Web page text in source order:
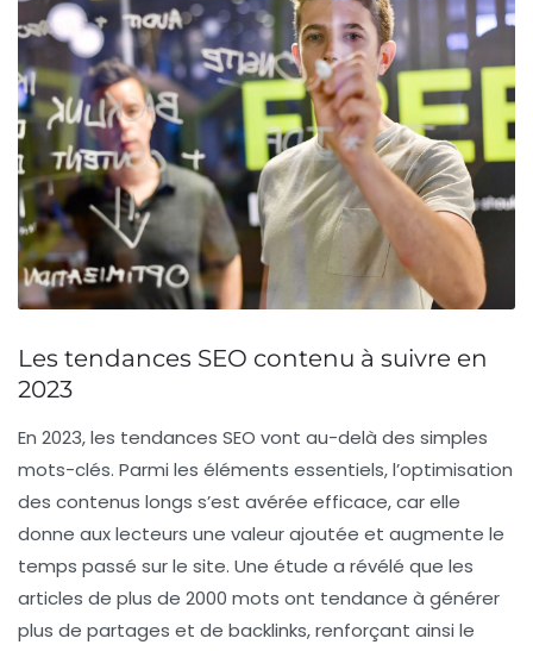
Les tendances SEO contenu à suivre en
2023
En 2023, les tendances SEO vont au-delà des simples
mots-clés. Parmi les éléments essentiels, l’optimisation
des contenus longs s’est avérée efficace, car elle
donne aux lecteurs une valeur ajoutée et augmente le
temps passé sur le site. Une étude a révélé que les
articles de plus de 2000 mots ont tendance à générer
plus de partages et de backlinks, renforçant ainsi le